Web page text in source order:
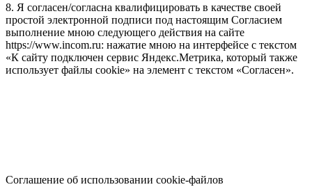
8. Я согласен/согласна квалифицировать в качестве своей
простой электронной подписи под настоящим Согласием
выполнение мною следующего действия на сайте
https://www.incom.ru: нажатие мною на интерфейсе с текстом
«К сайту подключен сервис Яндекс.Метрика, который также
использует файлы cookie» на элемент с текстом «Согласен».
Соглашение об использовании cookie-файлов